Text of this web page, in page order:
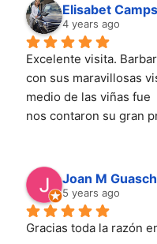
Elisabet Camps
4 years ago
Excelente visita.
con sus maravillosas
medio de las viñas fue
nos contaron su gran
recomendamos
Joan M Guasch
5 years ago
Gracias toda la razón